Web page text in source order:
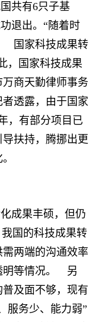
共有6只子基
退出。“随着时
国家科技成果转
，国家科技成果
商天勤律师事务
透露，由于国家
，有部分项目已
扶持，腾挪出更
成果丰硕，但仍
国的科技成果转
两端的沟通效率
明等情况。 另
及面不够，现有
服务少、能力弱”